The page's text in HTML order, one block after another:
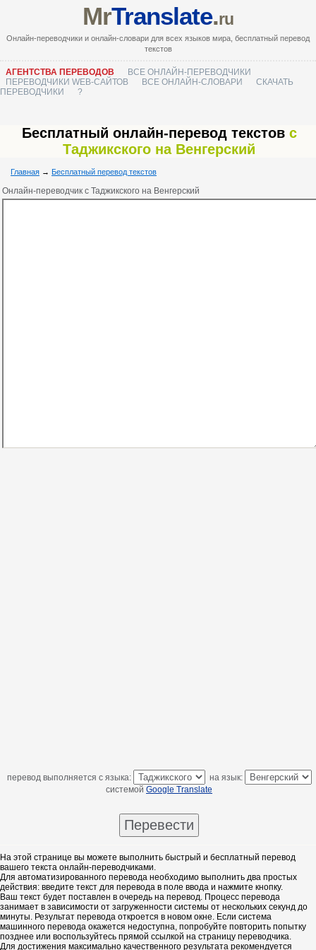
MrTranslate.ru
Онлайн-переводчики и онлайн-словари для всех языков мира, бесплатный перевод
текстов
АГЕНТСТВА ПЕРЕВОДОВ
ВСЕ ОНЛАЙН-ПЕРЕВОДЧИКИ
ПЕРЕВОДЧИКИ WEB-САЙТОВ
ВСЕ ОНЛАЙН-СЛОВАРИ
СКАЧАТЬ
ПЕРЕВОДЧИКИ
?
Бесплатный онлайн-перевод текстов с
Таджикского на Венгерский
Главная → Бесплатный перевод текстов
Онлайн-переводчик с Таджикского на Венгерский
перевод выполняется с языка:
на язык:
системой Google Translate
На этой странице вы можете выполнить быстрый и бесплатный перевод
вашего текста онлайн-переводчиками.
Для автоматизированного перевода необходимо выполнить два простых
действия: введите текст для перевода в поле ввода и нажмите кнопку.
Ваш текст будет поставлен в очередь на перевод. Процесс перевода
занимает в зависимости от загруженности системы от нескольких секунд до
минуты. Результат перевода откроется в новом окне. Если система
машинного перевода окажется недоступна, попробуйте повторить попытку
позднее или воспользуйтесь прямой ссылкой на страницу переводчика.
Для достижения максимально качественного результата рекомендуется